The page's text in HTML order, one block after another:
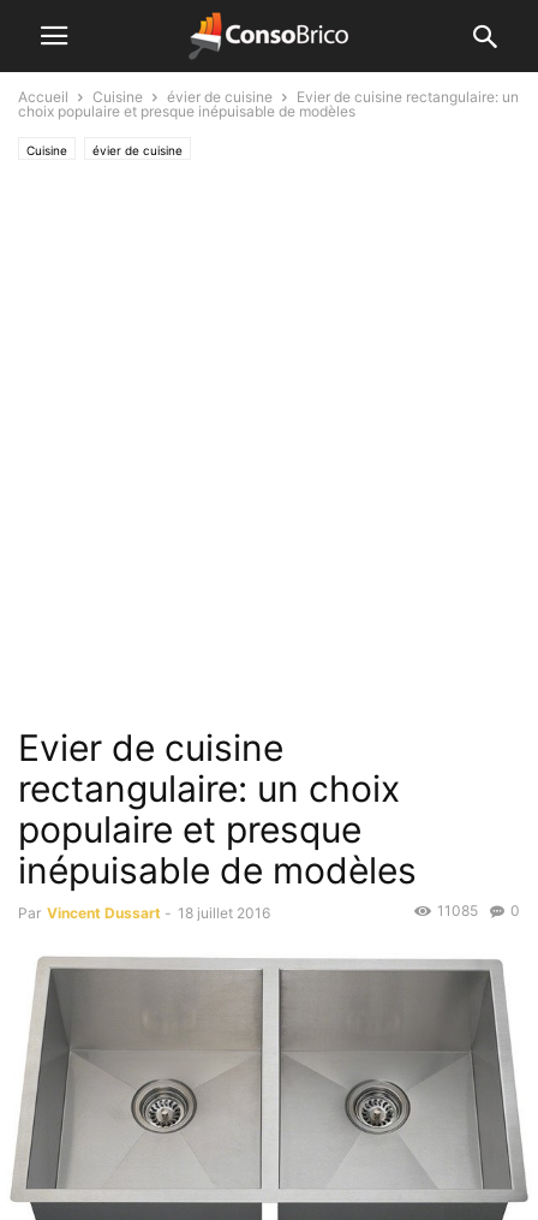
Accueil Cuisine évier de cuisine
Evier de cuisine rectangulaire: un
choix populaire et presque inépuisable de modèles
Cuisine évier de cuisine
Evier de cuisine
rectangulaire: un choix
populaire et presque
inépuisable de modèles
Par Vincent Dussart - 18 juillet 2016 0
11085